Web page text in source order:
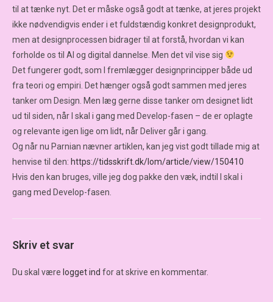
til at tænke nyt. Det er måske også godt at tænke, at jeres projekt
ikke nødvendigvis ender i et fuldstændig konkret designprodukt,
men at designprocessen bidrager til at forstå, hvordan vi kan
forholde os til AI og digital dannelse. Men det vil vise sig
Det fungerer godt, som I fremlægger designprincipper både ud
fra teori og empiri. Det hænger også godt sammen med jeres
tanker om Design. Men læg gerne disse tanker om designet lidt
ud til siden, når I skal i gang med Develop-fasen – de er oplagte
og relevante igen lige om lidt, når Deliver går i gang.
Og når nu Parnian nævner artiklen, kan jeg vist godt tillade mig at
henvise til den: https://tidsskrift.dk/lom/article/view/150410
Hvis den kan bruges, ville jeg dog pakke den væk, indtil I skal i
gang med Develop-fasen.
Skriv et svar
Du skal være logget ind for at skrive en kommentar.